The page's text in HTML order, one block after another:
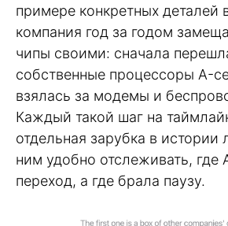
примере конкретных деталей
компания год за годом
чипы своими: сначала
собственные процессоры A-
взялась за модемы и
Каждый такой шаг на
отдельная зарубка в истории
ним удобно отслеживать, где
переход, а где брала паузу.